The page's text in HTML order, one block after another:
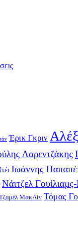
Έρικ Γκριν
Λαρεντζάκης
Ιωάννης
Νάιτζελ
ΜακΛίν Τόμας